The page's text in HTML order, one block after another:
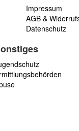
Impressum
AGB &
Datenschutz